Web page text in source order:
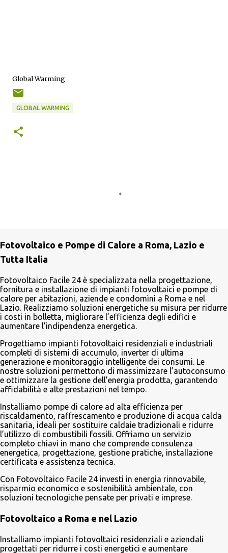
Global Warming
GLOBAL WARMING
n
t
i
Fotovoltaico e Pompe di Calore a Roma, Lazio e
Tutta Italia
Fotovoltaico Facile 24 è specializzata nella progettazione,
fornitura e installazione di impianti fotovoltaici e pompe di
calore per abitazioni, aziende e condomìni a Roma e nel
Lazio. Realizziamo soluzioni energetiche su misura per ridurre
i costi in bolletta, migliorare l’efficienza degli edifici e
aumentare l’indipendenza energetica.
Progettiamo impianti fotovoltaici residenziali e industriali
completi di sistemi di accumulo, inverter di ultima
generazione e monitoraggio intelligente dei consumi. Le
nostre soluzioni permettono di massimizzare l’autoconsumo
e ottimizzare la gestione dell’energia prodotta, garantendo
affidabilità e alte prestazioni nel tempo.
Installiamo pompe di calore ad alta efficienza per
riscaldamento, raffrescamento e produzione di acqua calda
sanitaria, ideali per sostituire caldaie tradizionali e ridurre
l’utilizzo di combustibili fossili. Offriamo un servizio
completo chiavi in mano che comprende consulenza
energetica, progettazione, gestione pratiche, installazione
certificata e assistenza tecnica.
Con Fotovoltaico Facile 24 investi in energia rinnovabile,
risparmio economico e sostenibilità ambientale, con
soluzioni tecnologiche pensate per privati e imprese.
Fotovoltaico a Roma e nel Lazio
Installiamo impianti fotovoltaici residenziali e aziendali
progettati per ridurre i costi energetici e aumentare